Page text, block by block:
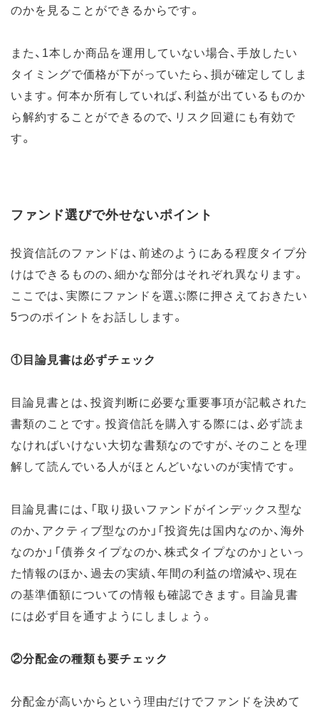
のかを見ることができるからです。
また、1本しか商品を運用していない場合、手放したい
タイミングで価格が下がっていたら、損が確定してしま
います。何本か所有していれば、利益が出ているものか
ら解約することができるので、リスク回避にも有効で
す。
ファンド選びで外せないポイント
投資信託のファンドは、前述のようにある程度タイプ分
けはできるものの、細かな部分はそれぞれ異なります。
ここでは、実際にファンドを選ぶ際に押さえておきたい
5つのポイントをお話しします。
①目論見書は必ずチェック
目論見書とは、投資判断に必要な重要事項が記載された
書類のことです。投資信託を購入する際には、必ず読ま
なければいけない大切な書類なのですが、そのことを理
解して読んでいる人がほとんどいないのが実情です。
目論見書には、「取り扱いファンドがインデックス型な
のか、アクティブ型なのか」「投資先は国内なのか、海外
なのか」「債券タイプなのか、株式タイプなのか」といっ
た情報のほか、過去の実績、年間の利益の増減や、現在
の基準価額についての情報も確認できます。目論見書
には必ず目を通すようにしましょう。
②分配金の種類も要チェック
分配金が高いからという理由だけでファンドを決めて